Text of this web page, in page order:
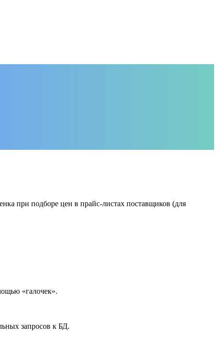
при подборе цен в прайс-листах поставщиков (для
«галочек».
запросов к БД.